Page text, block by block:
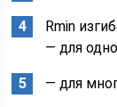
Rmin
— для
— для